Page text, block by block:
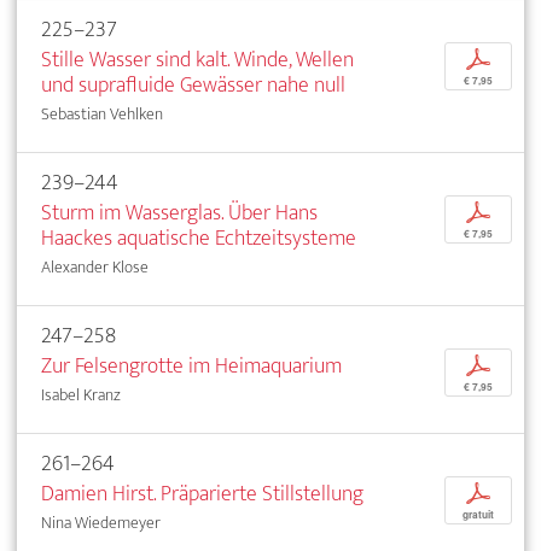
225–237
Stille Wasser sind kalt. Winde, Wellen
und suprafluide Gewässer nahe null
Sebastian Vehlken
p
€ 7,95
239–244
Sturm im Wasserglas. Über Hans
Haackes aquatische Echtzeitsysteme
Alexander Klose
p
€ 7,95
247–258
Zur Felsengrotte im Heimaquarium
Isabel Kranz
p
€ 7,95
261–264
Damien Hirst. Präparierte Stillstellung
Nina Wiedemeyer
p
gratuit